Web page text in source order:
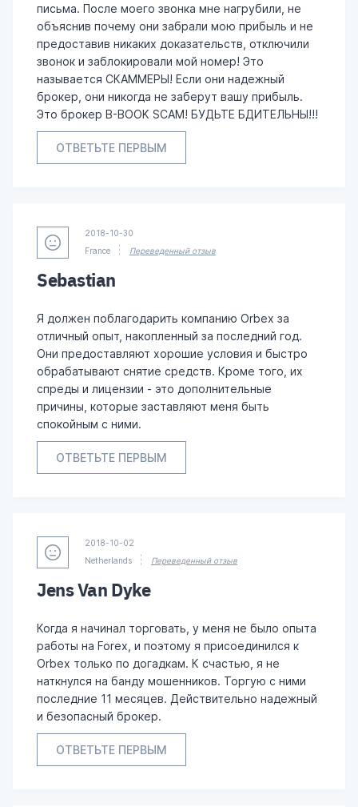
письма. После моего звонка мне нагрубили, не
объяснив почему они забрали мою прибыль и не
предоставив никаких доказательств, отключили
звонок и заблокировали мой номер! Это
называется СКАММЕРЫ! Если они надежный
брокер, они никогда не заберут вашу прибыль.
Это брокер B-BOOK SCAM! БУДЬТЕ БДИТЕЛЬНЫ!!!
ОТВЕТЬТЕ ПЕРВЫМ
2018-10-30
France
Переведенный отзыв
Sebastian
Я должен поблагодарить компанию Orbex за
отличный опыт, накопленный за последний год.
Они предоставляют хорошие условия и быстро
обрабатывают снятие средств. Кроме того, их
спреды и лицензии - это дополнительные
причины, которые заставляют меня быть
спокойным с ними.
ОТВЕТЬТЕ ПЕРВЫМ
2018-10-02
Netherlands
Переведенный отзыв
Jens Van Dyke
Когда я начинал торговать, у меня не было опыта
работы на Forex, и поэтому я присоединился к
Orbex только по догадкам. К счастью, я не
наткнулся на банду мошенников. Торгую с ними
последние 11 месяцев. Действительно надежный
и безопасный брокер.
ОТВЕТЬТЕ ПЕРВЫМ